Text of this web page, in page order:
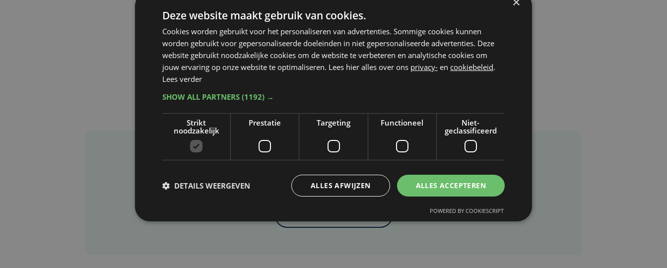
Heb je een taal- of schrijffout opgemerkt in dit artikel?
Deze website maakt gebruik van cookies.
Cookies worden gebruikt voor het personaliseren van advertenties. Sommige cookies kunnen
worden gebruikt voor gepersonaliseerde doeleinden in niet gepersonaliseerde advertenties. Deze
website gebruikt noodzakelijke cookies om de website te verbeteren en analytische cookies om
jouw ervaring op onze website te optimaliseren. Lees hier alles over ons privacy- en cookiebeleid.
Lees verder
SHOW ALL PARTNERS (1192) →
Strikt
noodzakelijk
Prestatie Targeting Functioneel
Niet-
geclassificeerd
ALLES ACCEPTEREN
ALLES AFWIJZEN
DETAILS WEERGEVEN
POWERED BY COOKIESCRIPT